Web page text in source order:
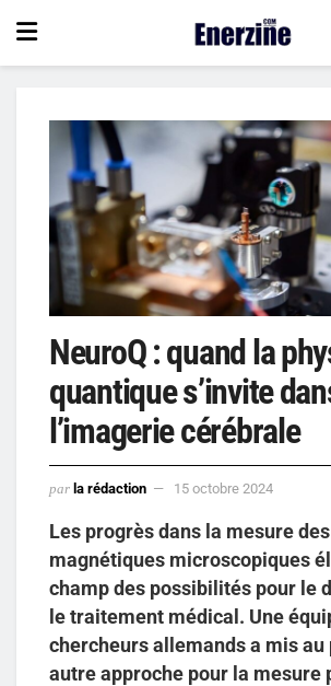
NeuroQ : quand la
quantique s’invite
l’imagerie cérébrale
par la rédaction 15 octobre 2024
Les progrès dans la mesure
magnétiques microscopiques
champ des possibilités pour le
le traitement médical. Une
chercheurs allemands a mis au
autre approche pour la mesure